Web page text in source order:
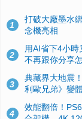
1
打破大廠墨水
念機亮相
2
用AI省下4小
不再跟你分享
3
典藏界大地震
利歐兄弟》變
4
效能翻倍！